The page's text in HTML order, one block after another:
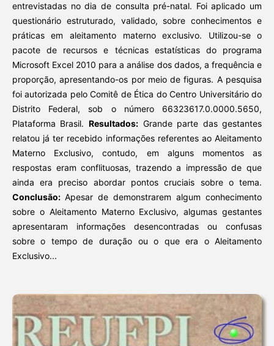
entrevistadas no dia de consulta pré-natal. Foi aplicado um
questionário estruturado, validado, sobre conhecimentos e
práticas em aleitamento materno exclusivo. Utilizou-se o
pacote de recursos e técnicas estatísticas do programa
Microsoft Excel 2010 para a análise dos dados, a frequência e
proporção, apresentando-os por meio de figuras. A pesquisa
foi autorizada pelo Comitê de Ética do Centro Universitário do
Distrito Federal, sob o número 66323617.0.0000.5650,
Plataforma Brasil. Resultados: Grande parte das gestantes
relatou já ter recebido informações referentes ao Aleitamento
Materno Exclusivo, contudo, em alguns momentos as
respostas eram conflituosas, trazendo a impressão de que
ainda era preciso abordar pontos cruciais sobre o tema.
Conclusão: Apesar de demonstrarem algum conhecimento
sobre o Aleitamento Materno Exclusivo, algumas gestantes
apresentaram informações desencontradas ou confusas
sobre o tempo de duração ou o que era o Aleitamento
Exclusivo...